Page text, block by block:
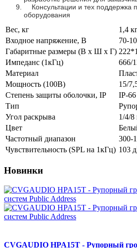
Консультации и тех поддержка
оборудования
Вес, кг
1,4
Входное напряжение, В
70-
Габаритные размеры (В х Ш х Г)
Импеданс (1кГц)
666/
Материал
Мощность (100В)
15/
Степень защиты оболочки, IP
IP-66
Тип
Угол раскрыва
1/4/8
Цвет
Частотный диапазон
300-
Чувствительность (SPL на 1кГц) 103
Новинки
CVGAUDIO HPA15T - Рупорный